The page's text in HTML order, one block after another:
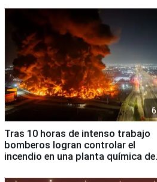
6
Tras 10 horas de intenso trabajo
bomberos logran controlar el
incendio en una planta química de